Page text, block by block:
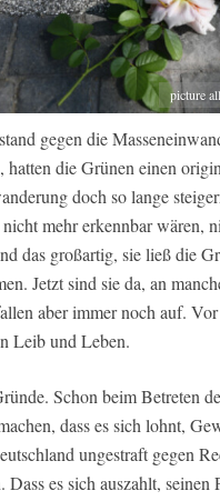
picture
gegen die
hatten die Grünen einen
doch so lange
mehr erkennbar wären,
das großartig, sie ließ die
Jetzt sind sie da, an
aber immer noch auf.
Leib und Leben.
Schon beim Betreten
dass es sich lohnt,
ungestraft gegen
Dass es sich auszahlt, seinen